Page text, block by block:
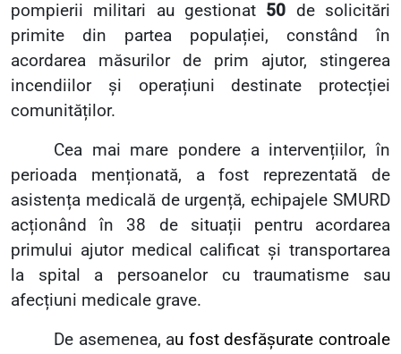
pompierii militari au gestionat 50 de solicitări
primite din partea populației, constând în
acordarea măsurilor de prim ajutor, stingerea
incendiilor și operațiuni destinate protecției
comunităților.
Cea mai mare pondere a intervențiilor, în
perioada menționată, a fost reprezentată de
asistența medicală de urgență, echipajele SMURD
acționând în 38 de situații pentru acordarea
primului ajutor medical calificat și transportarea
la spital a persoanelor cu traumatisme sau
afecțiuni medicale grave.
De asemenea, au fost desfășurate controale